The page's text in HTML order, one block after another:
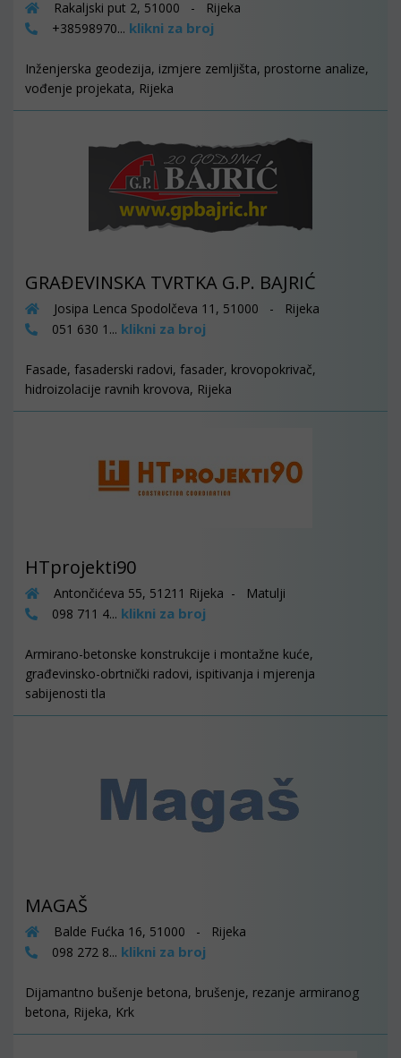
Rakaljski put 2, 51000 - Rijeka
+38598970... klikni za broj
Inženjerska geodezija, izmjere zemljišta, prostorne analize,
vođenje projekata, Rijeka
GRAĐEVINSKA TVRTKA G.P. BAJRIĆ
Josipa Lenca Spodolčeva 11, 51000 - Rijeka
051 630 1... klikni za broj
Fasade, fasaderski radovi, fasader, krovopokrivač,
hidroizolacije ravnih krovova, Rijeka
HTprojekti90
Antončićeva 55, 51211 Rijeka - Matulji
098 711 4... klikni za broj
Armirano-betonske konstrukcije i montažne kuće,
građevinsko-obrtnički radovi, ispitivanja i mjerenja
sabijenosti tla
MAGAŠ
Balde Fućka 16, 51000 - Rijeka
098 272 8... klikni za broj
Dijamantno bušenje betona, brušenje, rezanje armiranog
betona, Rijeka, Krk